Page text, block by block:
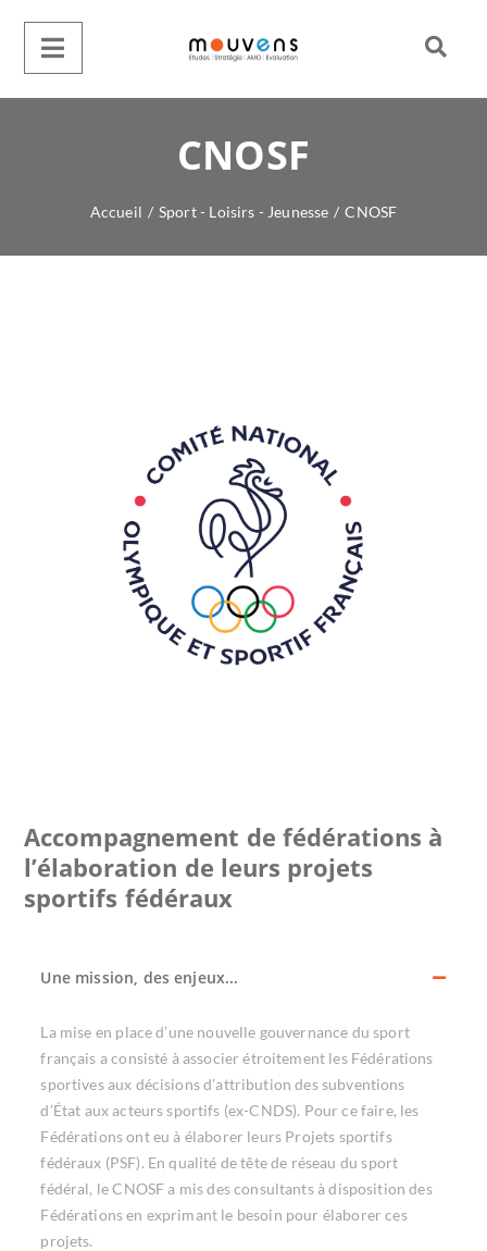
CNOSF
Accueil / Sport - Loisirs - Jeunesse / CNOSF
Accompagnement de fédérations à
l’élaboration de leurs projets
sportifs fédéraux
Une mission, des enjeux...
La mise en place d’une nouvelle gouvernance du sport
français a consisté à associer étroitement les Fédérations
sportives aux décisions d’attribution des subventions
d’État aux acteurs sportifs (ex-CNDS). Pour ce faire, les
Fédérations ont eu à élaborer leurs Projets sportifs
fédéraux (PSF). En qualité de tête de réseau du sport
fédéral, le CNOSF a mis des consultants à disposition des
Fédérations en exprimant le besoin pour élaborer ces
projets.